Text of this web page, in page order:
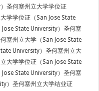
圣何塞州立大学学位证
学学位证（San Jose State
State University）圣何塞
塞州立大学（San Jose State
University）圣何塞州立大
大学学位证（San Jose State
State University）圣何塞
）圣何塞州立大学结业证